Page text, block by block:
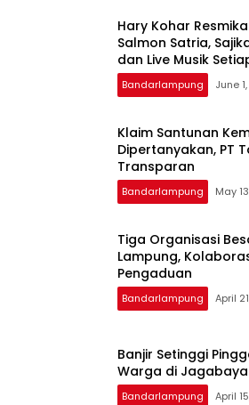
Hary Kohar
Salmon Satria,
dan Live Musik
Bandarlampung June
Klaim Santunan
Dipertanyakan, PT
Transparan
Bandarlampung May
Tiga Organisasi
Lampung,
Pengaduan
Bandarlampung April
Banjir Setinggi
Warga di Jagabaya
Bandarlampung April